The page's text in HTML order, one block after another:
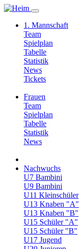
1. Mannschaft
Team
Spielplan
Tabelle
Statistik
News
Tickets
Frauen
Team
Spielplan
Tabelle
Statistik
News
Nachwuchs
U7 Bambini
U9 Bambini
U11 Kleinschüler
U13 Knaben "A"
U13 Knaben "B"
U15 Schüler "A"
U15 Schüler "B"
U17 Jugend